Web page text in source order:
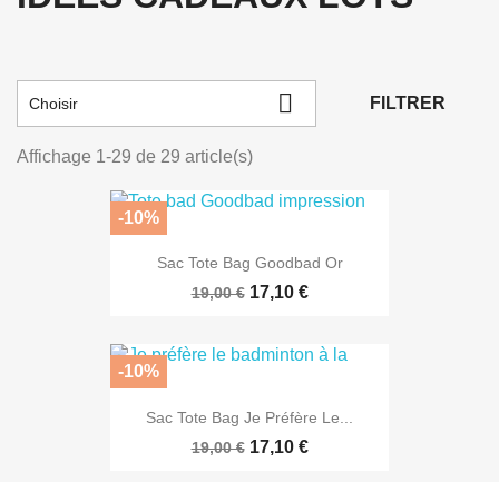
Choisir  FILTRER
Affichage 1-29 de 29 article(s)
Sac Tote Bag Goodbad Or
19,00 € 17,10 €
-10%
Sac Tote Bag Je Préfère Le...
19,00 € 17,10 €
-10%